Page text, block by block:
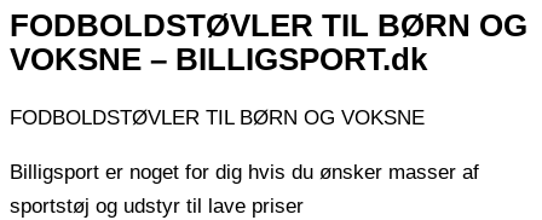
FODBOLDSTØVLER TIL BØRN OG
VOKSNE – BILLIGSPORT.dk
FODBOLDSTØVLER TIL BØRN OG VOKSNE
Billigsport er noget for dig hvis du ønsker masser af
sportstøj og udstyr til lave priser